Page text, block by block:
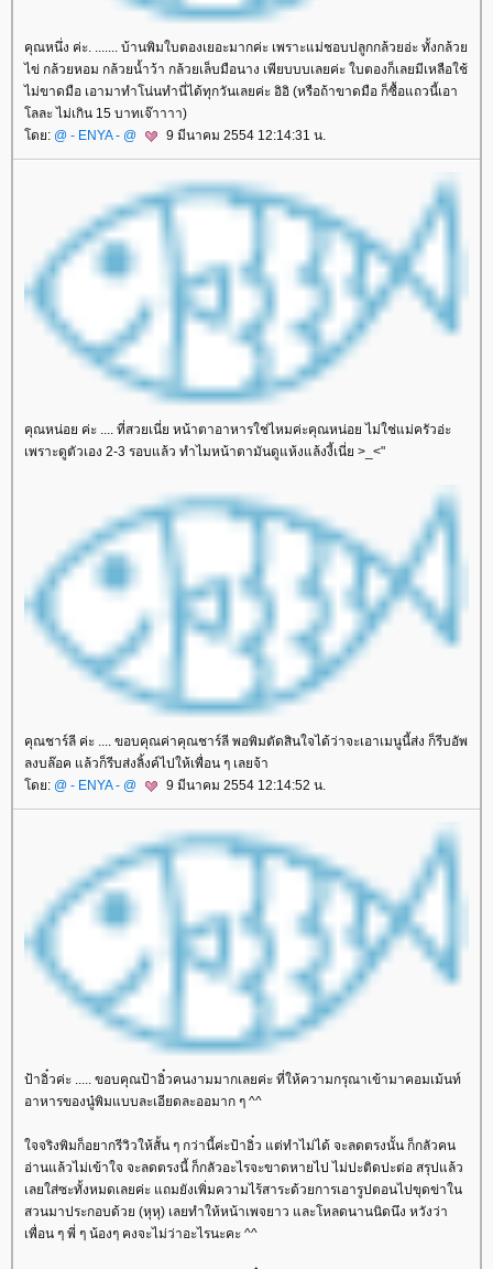
คุณหนึ่ง ค่ะ. ....... บ้านพิมใบตองเยอะมากค่ะ เพราะแม่ชอบปลูกกล้วยอ่ะ ทั้งกล้ว
ไข่ กล้วยหอม กล้วยน้ำว้า กล้วยเล็บมือนาง เพียบบบเลยค่ะ ใบตองก็เลยมีเหลือใช้
ไม่ขาดมือ เอามาทำโน่นทำนี่ได้ทุกวันเลยค่ะ อิอิ (หรือถ้าขาดมือ ก็ซื้อแถวนี้เอา
ลละ ไม่เกิน 15 บาทเจ๊าาาา)
ดย: @ - ENYA - @ 9 มีนาคม 2554 12:14:31 น.
คุณหน่อย ค่ะ .... ที่สวยเนี่ย หน้าตาอาหารใช่ไหมค่ะคุณหน่อย ไม่ใช่แม่ครัวอ่ะ
เพราะดูตัวเอง 2-3 รอบแล้ว ทำไมหน้าตามันดูแห้งแล้งงี้เนี่ย >_<"
คุณชาร์ลี ค่ะ .... ขอบคุณค่าคุณชาร์ลี พอพิมตัดสินใจได้ว่าจะเอาเมนูนี้ส่ง ก็รีบอัพ
ลงบล๊อค แล้วก็รีบส่งลิ้งค์ไปให้เพื่อน ๆ เลยจ้า
ดย: @ - ENYA - @ 9 มีนาคม 2554 12:14:52 น.
ป้าอิ๋วค่ะ ..... ขอบคุณป้าอิ๋วคนงามมากเลยค่ะ ที่ให้ความกรุณาเข้ามาคอมเม้นท์
อาหารของนู๋พิมแบบละเอียดละออมาก ๆ ^^
จจริงพิมก็อยากรีวิวให้สั้น ๆ กว่านี้ค่ะป้าอิ๋ว แต่ทำไม่ได้ จะลดตรงนั้น ก็กลัวคน
อ่านแล้วไม่เข้าใจ จะลดตรงนี้ ก็กลัวอะไรจะขาดหายไป ไม่ปะติดปะต่อ สรุปแล้ว
เลยใส่ซะทั้งหมดเลยค่ะ แถมยังเพิ่มความไร้สาระด้วยการเอารูปตอนไปขุดข่าใน
สวนมาประกอบด้วย (หุหุ) เลยทำให้หน้าเพจยาว และโหลดนานนิดนึง หวังว่า
เพื่อน ๆ พี่ ๆ น้องๆ คงจะไม่ว่าอะไรนะคะ ^^